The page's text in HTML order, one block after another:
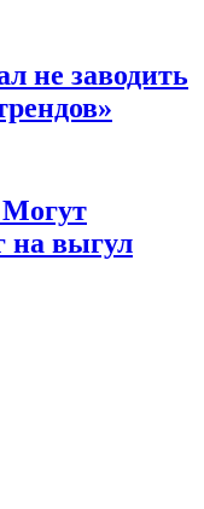
не заводить
Могут
на выгул